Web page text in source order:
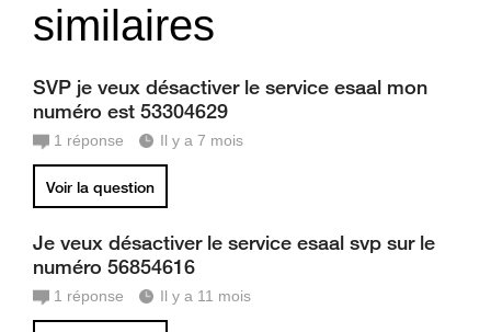
similaires
SVP je veux désactiver le service esaal mon
numéro est 53304629
1 réponse Il y a 7 mois
Voir la question
Je veux désactiver le service esaal svp sur le
numéro 56854616
1 réponse Il y a 11 mois